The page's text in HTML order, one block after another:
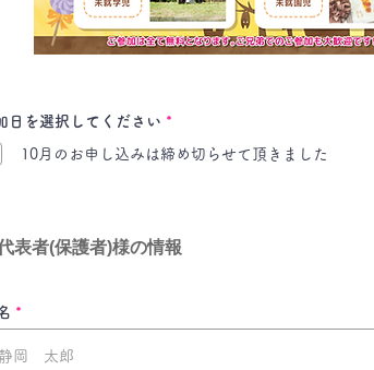
日を選択してください *
項
10月のお申し込みは締め切らせて頂きました
表者(保護者)様の情報